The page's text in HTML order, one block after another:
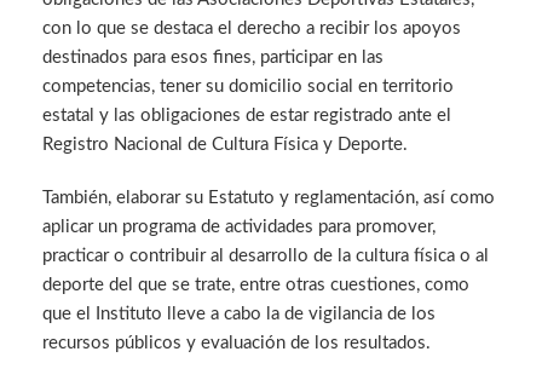
con lo que se destaca el derecho a recibir los apoyos
destinados para esos fines, participar en las
competencias, tener su domicilio social en territorio
estatal y las obligaciones de estar registrado ante el
Registro Nacional de Cultura Física y Deporte.
También, elaborar su Estatuto y reglamentación, así como
aplicar un programa de actividades para promover,
practicar o contribuir al desarrollo de la cultura física o al
deporte del que se trate, entre otras cuestiones, como
que el Instituto lleve a cabo la de vigilancia de los
recursos públicos y evaluación de los resultados.